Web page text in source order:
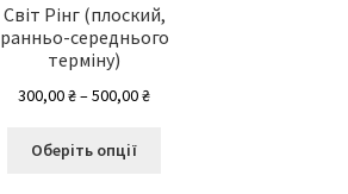
Світ Рінг (плоский,
ранньо-середнього
терміну)
300,00₴–500,00₴Діапазон
Оберіть опції